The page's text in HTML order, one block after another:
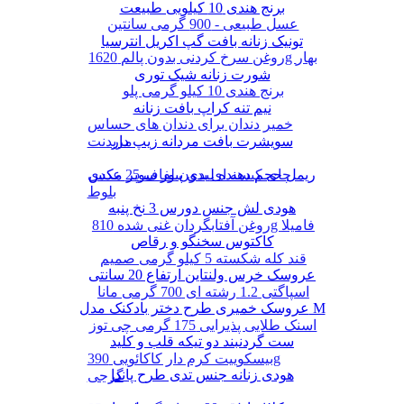
عسل طبیعی - 900 گرمی سانتین
روغن سرخ کردنی بدون پالم 1620g بهار
برنج هندی 10 کیلو گرمی پلو
خمیر دندان برای دندان های حساس
مریدنت
چای کیسه ای بدون لفاف 25 عددی
بلوط
روغن آفتابگردان غنی شده 810g فامیلا
قند کله شکسته 5 کیلو گرمی صمیم
اسپاگتی 1.2 رشته ای 700 گرمی مانا
اسنک طلایی پذیرایی 175 گرمی چی توز
بیسکوییت کرم دار کاکائویی 390g
گرجی
برنج هندی 10 کیلویی طبیعت
تونیک زنانه بافت گپ اکریل انترسیا
شورت زنانه شیک توری
نیم تنه کراپ بافت زنانه
سویشرت بافت مردانه زیپ دار
ریمل حجم دهنده لیدی پیور سوپر مکس
هودی لش جنس دورس 3 نخ پنبه
کاکتوس سخنگو و رقاص
عروسک خرس ولنتاین ارتفاع 20 سانتی
عروسک خمیری طرح دختر بادکنک مدل M
ست گردنبند دو تیکه قلب و کلید
هودی زنانه جنس تدی طرح پاندا